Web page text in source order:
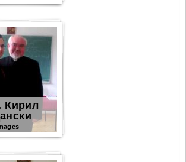
Кирил